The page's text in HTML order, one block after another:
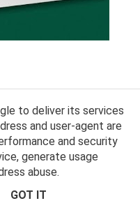
to deliver its services
and user-agent are
and security
generate usage
abuse.
GOT IT